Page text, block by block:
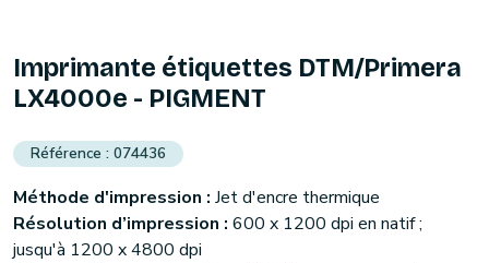
Imprimante étiquettes DTM/Primera
LX4000e - PIGMENT
074436
Méthode d'impression : Jet d'encre thermique
Résolution d’impression : 600 x 1200 dpi en natif ;
jusqu'à 1200 x 4800 dpi